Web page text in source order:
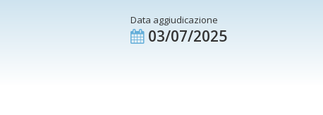
Data aggiudicazione
03/07/2025